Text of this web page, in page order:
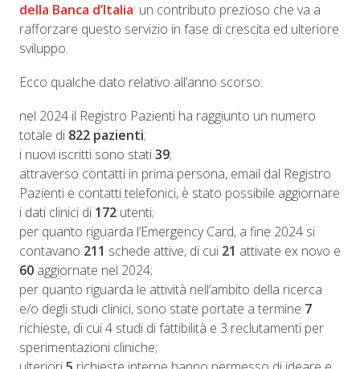
della Banca d’Italia: un contributo prezioso che va a
rafforzare questo servizio in fase di crescita ed ulteriore
sviluppo.
Ecco qualche dato relativo all’anno scorso:
nel 2024 il Registro Pazienti ha raggiunto un numero
totale di 822 pazienti;
i nuovi iscritti sono stati39;
attraverso contatti in prima persona, email dal Registro
Pazienti e contatti telefonici, è stato possibile aggiornare
i dati clinici di 172 utenti;
per quanto riguarda l’Emergency Card, a fine 2024 si
contavano 211 schede attive, di cui 21 attivate ex novo e
60 aggiornate nel 2024;
per quanto riguarda le attività nell’ambito della ricerca
e/o degli studi clinici, sono state portate a termine 7
richieste, di cui 4 studi di fattibilità e 3 reclutamenti per
sperimentazioni cliniche;